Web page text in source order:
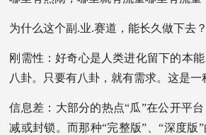
为什么这个副.业.赛道，能长久做下去？
刚需性：好奇心是人类进化留下的本
八卦。只要有八卦，就有需求。这是一
信息差：大部分的热点“瓜”在公开平
减或封锁。而那种“完整版”、“深度版